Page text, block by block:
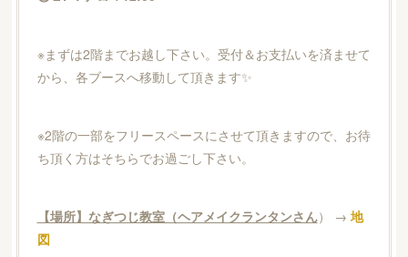
※まずは2階までお越し下さい。受付＆お支払いを済ませて
から、各ブースへ移動して頂きます✨
※2階の一部をフリースペースにさせて頂きますので、お待
ち頂く方はそちらでお過ごし下さい。
【場所】なぎつじ教室（ヘアメイクランタンさん） → 地
図